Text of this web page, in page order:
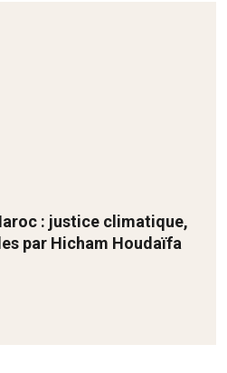
: justice climatique,
par Hicham Houdaïfa